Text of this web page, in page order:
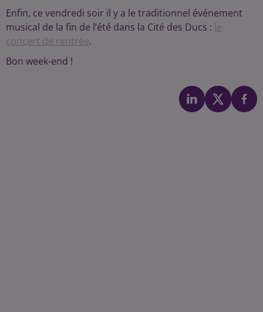
Enfin, ce vendredi soir il y a le traditionnel événement
musical de la fin de l’été dans la Cité des Ducs : le
concert de rentrée.
Bon week-end !